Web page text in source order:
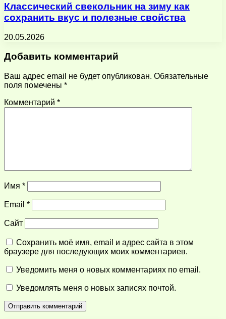
Классический свекольник на зиму как
сохранить вкус и полезные свойства
20.05.2026
Добавить комментарий
Ваш адрес email не будет опубликован. Обязательные
поля помечены *
Комментарий *
Имя *
Email *
Сайт
Сохранить моё имя, email и адрес сайта в этом
браузере для последующих моих комментариев.
Уведомить меня о новых комментариях по email.
Уведомлять меня о новых записях почтой.